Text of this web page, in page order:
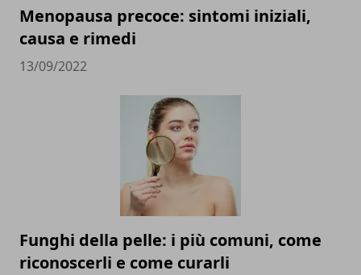
Menopausa precoce: sintomi iniziali,
causa e rimedi
13/09/2022
Funghi della pelle: i più comuni, come
riconoscerli e come curarli